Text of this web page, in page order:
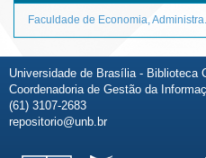
Faculdade de Economia, Administra...
Universidade de Brasília - Biblioteca
Coordenadoria de Gestão da
(61) 3107-2683
repositorio@unb.br